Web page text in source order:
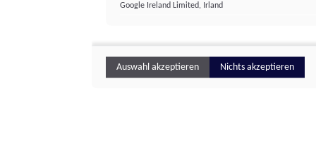
Google Ireland Limited, Irland
Auswahl akzeptieren Nichts akzeptieren